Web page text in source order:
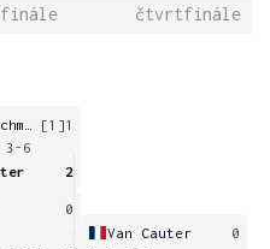
čtvrtfinále
[1]1
6
2
0
Van Cauter
0